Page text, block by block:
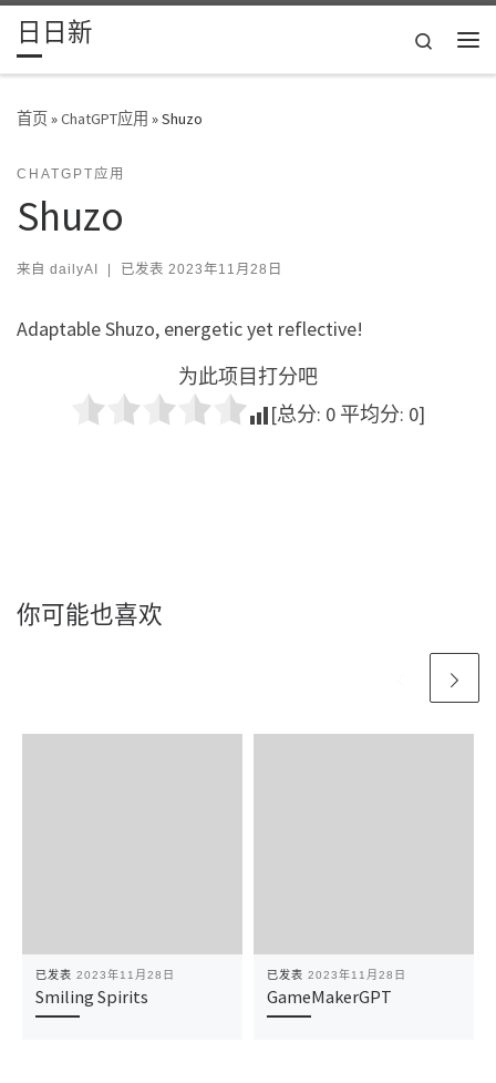
Skip to content
日日新
Search
首页»ChatGPT应用 »Shuzo
CHATGPT应用
Shuzo
来自 dailyAI | 已发表 2023年11月28日
Adaptable Shuzo, energetic yet reflective!
为此项目打分吧
[总分: 0 平均分: 0]
你可能也喜欢
已发表 2023年11月28日
Smiling Spirits
已发表 2023年11月28日
GameMakerGPT